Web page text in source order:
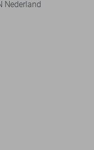
Nederland